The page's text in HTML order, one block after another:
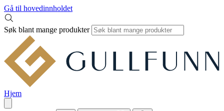
Gå til hovedinnholdet
Søk blant mange produkter
Hjem